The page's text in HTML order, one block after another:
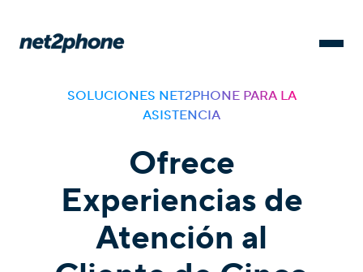
SOLUCIONES NET2PHONE PARA LA
ASISTENCIA
Ofrece
Experiencias de
Atención al